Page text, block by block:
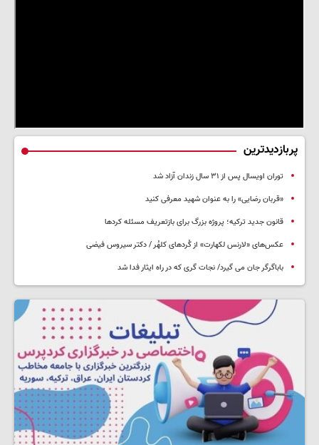
پربازدیدترین
توران اویسال پس از ۳۱ سال زندان آزاد شد
«قربان رضایی» را به عنوان شهید معرفی کنید
قانون جدید ترکیه؛ پروژه بزرگ‌ برای بازتعریف مسئله کردها
عکس‌های «لارنس لکهارت» از کُردهای کلهُر / دکتر سیروس فیضی
باباگرگر جان می گیرد/ نجات گری که در راه ایثار فدا شد